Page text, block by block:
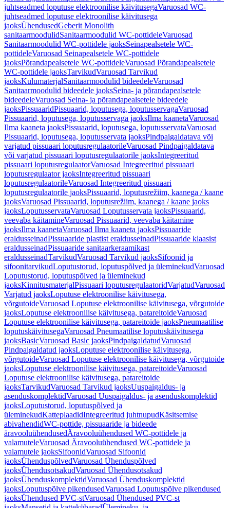
juhtseadmed loputuse elektroonilise käivitusegaVaruosad WC-
juhtseadmed loputuse elektroonilise käivitusega
jaoksÜhendusedGeberit Monolith
sanitaarmoodulidSanitaarmoodulid WC-pottideleVaruosad
Sanitaarmoodulid WC-pottidele jaoksSeinapealsetele WC-
pottideleVaruosad Seinapealsetele WC-pottidele
jaoksPõrandapealsetele WC-pottideleVaruosad Põrandapealsetele
WC-pottidele jaoksTarvikudVaruosad Tarvikud
jaoksKulumaterjalSanitaarmoodulid bideedeleVaruosad
Sanitaarmoodulid bideedele jaoksSeina- ja põrandapealsetele
bideedeleVaruosad Seina- ja põrandapealsetele bideedele
jaoksPissuaaridPissuaarid, loputusega, loputusservagaVaruosad
Pissuaarid, loputusega, loputusservaga jaoksIlma kaanetaVaruosad
Ilma kaaneta jaoksPissuaarid, loputusega, loputusservataVaruosad
Pissuaarid, loputusega, loputusservata jaoksPindpaigaldatava või
varjatud pissuaari loputusregulaatorileVaruosad Pindpaigaldatava
või varjatud pissuaari loputusregulaatorile jaoksIntegreeritud
pissuaari loputusregulaatorVaruosad Integreeritud pissuaari
loputusregulaator jaoksIntegreeritud pissuaari
loputusregulaatorileVaruosad Integreeritud pissuaari
loputusregulaatorile jaoksPissuaarid, loputusrežiim, kaanega / kaane
jaoksVaruosad Pissuaarid, loputusrežiim, kaanega / kaane jaoks
jaoksLoputusservataVaruosad Loputusservata jaoksPissuaarid,
veevaba käitamineVaruosad Pissuaarid, veevaba käitamine
jaoksIlma kaanetaVaruosad Ilma kaaneta jaoksPissuaaride
eraldusseinadPissuaaride plastist eraldusseinadPissuaaride klaasist
eraldusseinadPissuaaride sanitaarkeraamikast
eraldusseinadTarvikudVaruosad Tarvikud jaoksSifoonid ja
sifoonitarvikudLoputustorud, loputuspõlved ja üleminekudVaruosad
Loputustorud, loputuspõlved ja üleminekud
jaoksKinnitusmaterjalPissuaari loputusregulaatoridVarjatudVaruosad
Varjatud jaoksLoputuse elektroonilise käivitusega,
võrgutoideVaruosad Loputuse elektroonilise käivitusega, võrgutoide
jaoksLoputuse elektroonilise käivitusega, patareitoideVaruosad
Loputuse elektroonilise käivitusega, patareitoide jaoksPneumaatilise
loputuskäivitusegaVaruosad Pneumaatilise loputuskäivitusega
jaoksBasicVaruosad Basic jaoksPindpaigaldatudVaruosad
Pindpaigaldatud jaoksLoputuse elektroonilise käivitusega,
võrgutoideVaruosad Loputuse elektroonilise käivitusega, võrgutoide
jaoksLoputuse elektroonilise käivitusega, patareitoideVaruosad
Loputuse elektroonilise käivitusega, patareitoide
jaoksTarvikudVaruosad Tarvikud jaoksUuspaigaldus- ja
asenduskomplektidVaruosad Uuspaigaldus- ja asenduskomplektid
jaoksLoputustorud, loputuspõlved ja
üleminekudKatteplaadidIntegreeritud juhtnupudKäsitsemise
abivahendidWC-pottide, pissuaaride ja bideede
äravooluühendusedÄravooluühendused WC-pottidele ja
valamuteleVaruosad Äravooluühendused WC-pottidele ja
valamutele jaoksSifoonidVaruosad Sifoonid
jaoksÜhenduspõlvedVaruosad Ühenduspõlved
jaoksÜhendusotsakudVaruosad Ühendusotsakud
jaoksÜhenduskomplektidVaruosad Ühenduskomplektid
jaoksLoputuspõlve pikendusedVaruosad Loputuspõlve pikendused
jaoksÜhendused PVC-stVaruosad Ühendused PVC-st